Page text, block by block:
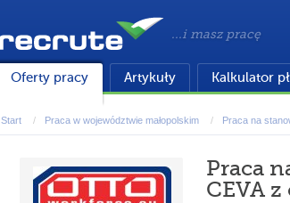
...i masz pracę
Oferty pracy Artykuły Kalkulator
Start Praca w województwie małopolskim Praca na
Praca
CEVA